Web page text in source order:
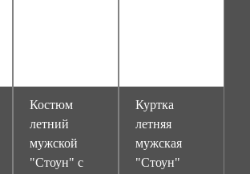
Костюм
летний
мужской
"Стоун" с
Куртка
летняя
мужская
"Стоун"